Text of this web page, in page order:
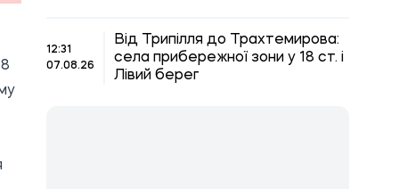
12:31
07.08.26
Від Трипілля до Трахтемирова:
села прибережної зони у 18 ст. і
Лівий берег